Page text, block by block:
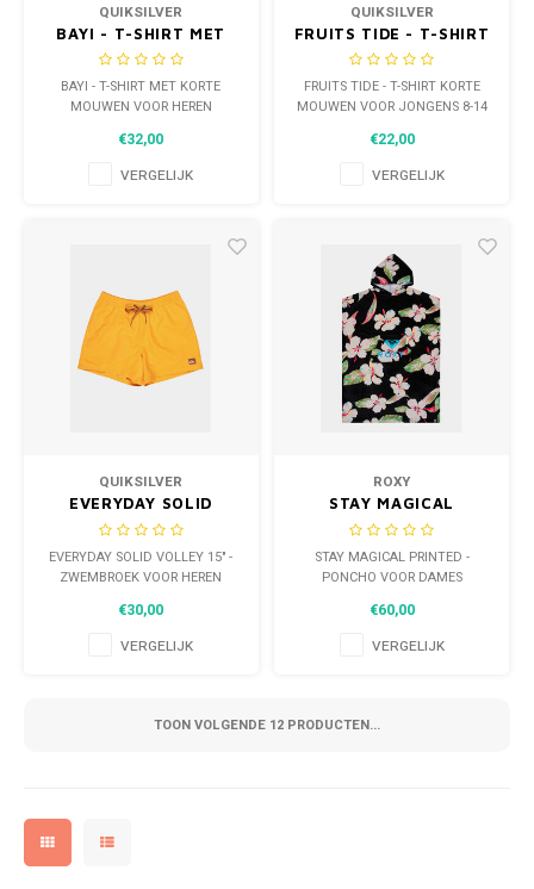
QUIKSILVER
BAYI - T-SHIRT MET
KORTE MOUWEN VOOR
HEREN
BAYI - T-SHIRT MET KORTE
MOUWEN VOOR HEREN
€32,00
VERGELIJK
QUIKSILVER
FRUITS TIDE - T-SHIRT
KORTE MOUWEN VOOR
JONGENS 8-14 JAAR
FRUITS TIDE - T-SHIRT KORTE
MOUWEN VOOR JONGENS 8-14
€22,00
VERGELIJK
QUIKSILVER
EVERYDAY SOLID
VOLLEY 15" -
ZWEMBROEK VOOR
HEREN
EVERYDAY SOLID VOLLEY 15" -
ZWEMBROEK VOOR HEREN
€30,00
VERGELIJK
ROXY
STAY MAGICAL
PRINTED - PONCHO
VOOR DAMES
STAY MAGICAL PRINTED -
PONCHO VOOR DAMES
€60,00
VERGELIJK
TOON VOLGENDE 12 PRODUCTEN...